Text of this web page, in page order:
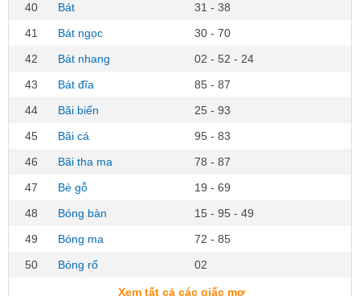
40
Bát
31 - 38
41
Bát ngọc
30 - 70
42
Bát nhang
02 - 52 - 24
43
Bát đĩa
85 - 87
44
Bãi biển
25 - 93
45
Bãi cá
95 - 83
46
Bãi tha ma
78 - 87
47
Bè gỗ
19 - 69
48
Bóng bàn
15 - 95 - 49
49
Bóng ma
72 - 85
50
Bóng rổ 02
Xem tất cả các giấc mơ